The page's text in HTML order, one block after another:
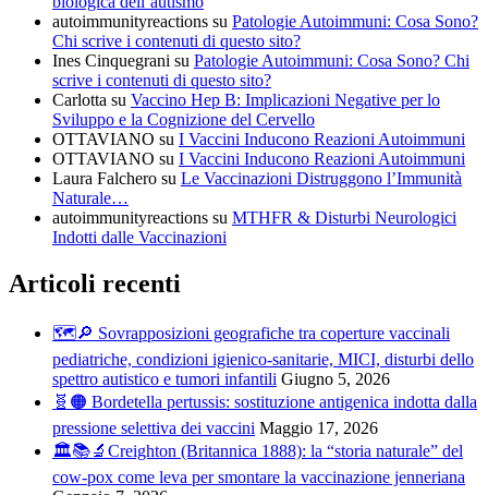
autoimmunityreactions su Patologie Autoimmuni: Cosa Sono?
Chi scrive i contenuti di questo sito?
Ines Cinquegrani su Patologie Autoimmuni: Cosa Sono? Chi
scrive i contenuti di questo sito?
Carlotta su Vaccino Hep B: Implicazioni Negative per lo
Sviluppo e la Cognizione del Cervello
OTTAVIANO su I Vaccini Inducono Reazioni Autoimmuni
OTTAVIANO su I Vaccini Inducono Reazioni Autoimmuni
Laura Falchero su Le Vaccinazioni Distruggono l’Immunità
Naturale…
autoimmunityreactions su MTHFR & Disturbi Neurologici
Indotti dalle Vaccinazioni
Articoli recenti
🗺️🔎 Sovrapposizioni geografiche tra coperture vaccinali
pediatriche, condizioni igienico-sanitarie, MICI, disturbi dello
spettro autistico e tumori infantili Giugno 5, 2026
🧬🟠 Bordetella pertussis: sostituzione antigenica indotta dalla
pressione selettiva dei vaccini Maggio 17, 2026
🏛️📚🔬Creighton (Britannica 1888): la “storia naturale” del
cow-pox come leva per smontare la vaccinazione jenneriana